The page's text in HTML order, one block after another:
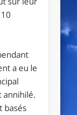
a eu le
annihilé.
basés